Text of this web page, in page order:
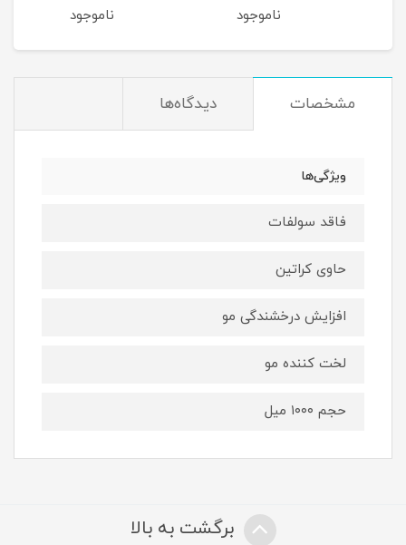
مشخصات دیدگاه‌ها
ویژگی‌ها
فاقد سولفات
حاوی کراتین
افزایش درخشندگی مو
لخت کننده مو
حجم ۱۰۰۰ میل
برگشت به بالا